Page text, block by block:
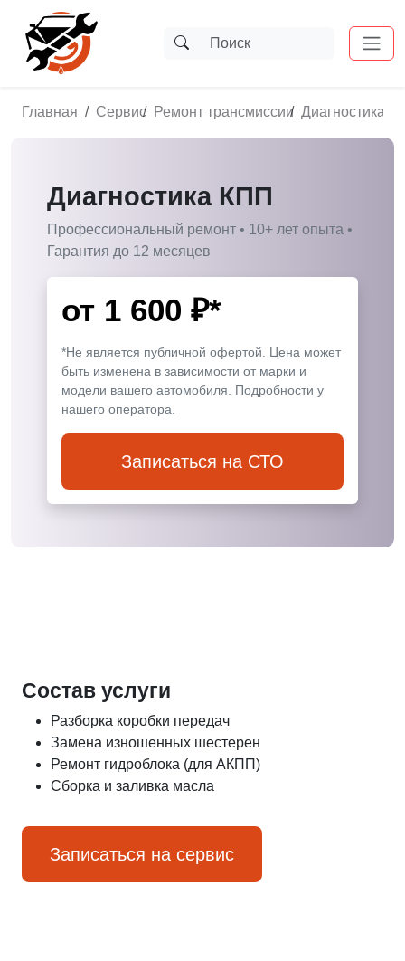
Главная Сервис Ремонт трансмиссии Диагностика
Диагностика КПП
Профессиональный ремонт • 10+ лет опыта •
Гарантия до 12 месяцев
от 1 600 ₽*
*Не является публичной офертой. Цена может
быть изменена в зависимости от марки и
модели вашего автомобиля. Подробности у
нашего оператора.
Записаться на СТО
Состав услуги
Разборка коробки передач
Замена изношенных шестерен
Ремонт гидроблока (для АКПП)
Сборка и заливка масла
Записаться на сервис